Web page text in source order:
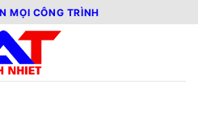
MỌI CÔNG TRÌNH